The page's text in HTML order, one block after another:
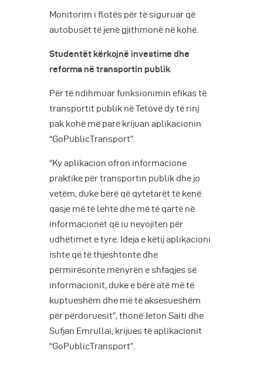
Monitorim i flotës për të siguruar që
autobusët të jenë gjithmonë në kohë.
Studentët kërkojnë investime dhe
reforma në transportin publik
Për të ndihmuar funksionimin efikas të
transportit publik në Tetovë dy të rinj
pak kohë më parë krijuan aplikacionin
“GoPublicTransport”.
“Ky aplikacion ofron informacione
praktike për transportin publik dhe jo
vetëm, duke bërë që qytetarët të kenë
qasje më të lehtë dhe më të qartë në
informacionet që iu nevojiten për
udhëtimet e tyre. Ideja e këtij aplikacioni
ishte që të thjeshtonte dhe
përmirësonte mënyrën e shfaqjes së
informacionit, duke e bërë atë më të
kuptueshëm dhe më të aksesueshëm
për përdoruesit”, thonë Jeton Saiti dhe
Sufjan Emrullai, krijues të aplikacionit
“GoPublicTransport”.